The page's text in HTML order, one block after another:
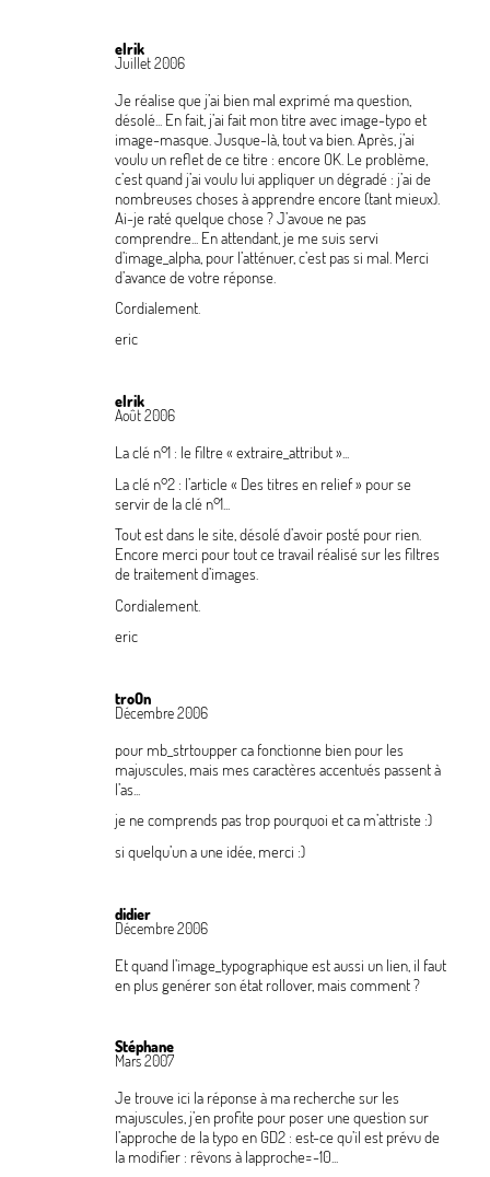
elrik
Juillet 2006
Je réalise que j’ai bien mal exprimé ma question,
désolé... En fait, j’ai fait mon titre avec image-typo et
image-masque. Jusque-là, tout va bien. Après, j’ai
voulu un reflet de ce titre : encore OK. Le problème,
c’est quand j’ai voulu lui appliquer un dégradé : j’ai de
nombreuses choses à apprendre encore (tant mieux).
Ai-je raté quelque chose? J’avoue ne pas
comprendre... En attendant, je me suis servi
d’image_alpha, pour l’atténuer, c’est pas si mal. Merci
d’avance de votre réponse.
Cordialement.
eric
elrik
Août 2006
La clé n°1 : le filtre « extraire_attribut»...
La clé n°2 : l’article « Des titres en relief» pour se
servir de la clé n°1...
Tout est dans le site, désolé d’avoir posté pour rien.
Encore merci pour tout ce travail réalisé sur les filtres
de traitement d’images.
Cordialement.
eric
troOn
Décembre 2006
pour mb_strtoupper ca fonctionne bien pour les
majuscules, mais mes caractères accentués passent à
l’as...
je ne comprends pas trop pourquoi et ca m’attriste :)
si quelqu’un a une idée, merci :)
didier
Décembre 2006
Et quand l’image_typographique est aussi un lien, il faut
en plus genérer son état rollover, mais comment?
Stéphane
Mars 2007
Je trouve ici la réponse à ma recherche sur les
majuscules, j’en profite pour poser une question sur
l’approche de la typo en GD2 : est-ce qu’il est prévu de
la modifier : rêvons à |approche=-10...